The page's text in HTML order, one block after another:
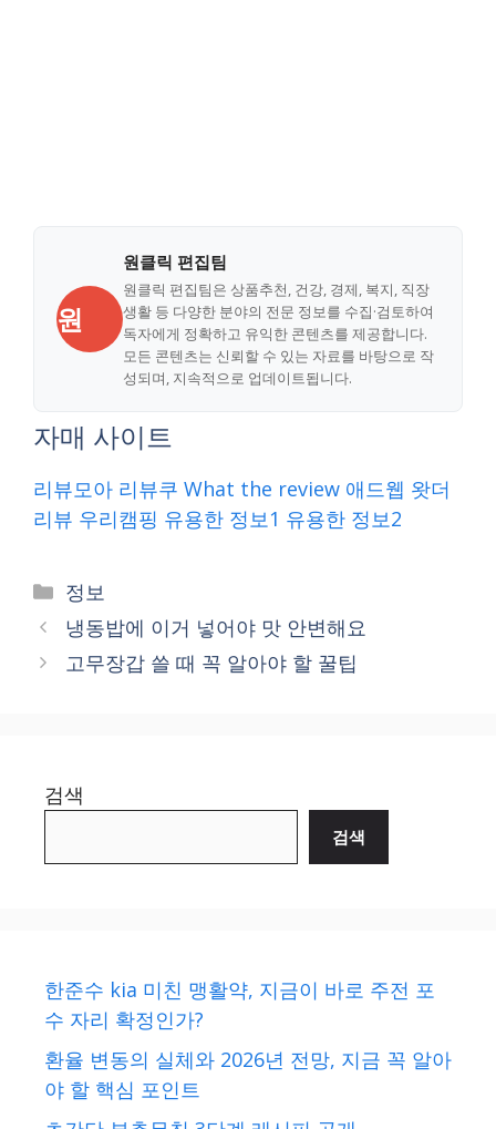
원
원클릭 편집팀
원클릭 편집팀은 상품추천, 건강, 경제, 복지, 직장
생활 등 다양한 분야의 전문 정보를 수집·검토하여
독자에게 정확하고 유익한 콘텐츠를 제공합니다.
모든 콘텐츠는 신뢰할 수 있는 자료를 바탕으로 작
성되며, 지속적으로 업데이트됩니다.
자매 사이트
리뷰모아 리뷰쿠 What the review 애드웹 왓더
리뷰 우리캠핑 유용한 정보1 유용한 정보2
Categories
정보
냉동밥에 이거 넣어야 맛 안변해요
고무장갑 쓸 때 꼭 알아야 할 꿀팁
검색
검색
한준수 kia 미친 맹활약, 지금이 바로 주전 포
수 자리 확정인가?
환율 변동의 실체와 2026년 전망, 지금 꼭 알아
야 할 핵심 포인트